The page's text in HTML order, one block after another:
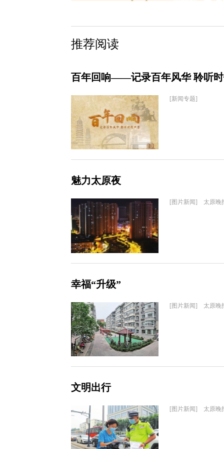
推荐阅读
百年回响——记录百年风华 聆听
[新闻专题]
魅力太原夜
[图片新闻] 太原晚
幸福“升级”
[图片新闻] 太原晚
文明出行
[图片新闻] 太原晚